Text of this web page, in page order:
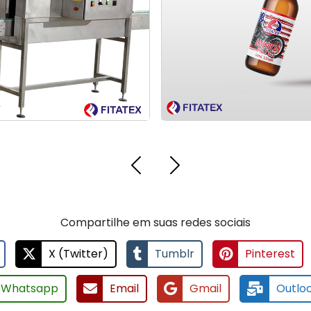
para
fabricante especializado em
rótulos adesivos
para
fabricante especializado em
rótulos adesivos
Compartilhe em suas redes sociais
X (Twitter) Tumblr Pinterest
Whatsapp Email Gmail